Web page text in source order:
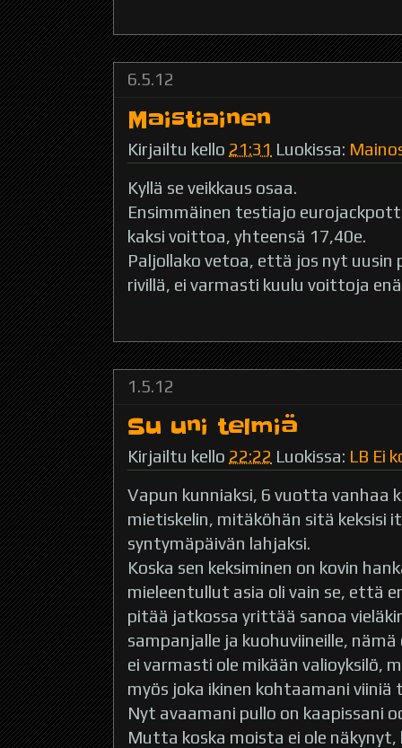
6.5.12
Maistiainen
Kirjailtu kello 21:31 Luokissa:
Kyllä se veikkaus osaa.
Ensimmäinen testiajo
kaksi voittoa, yhteensä 17,40e.
Paljollako vetoa, että jos nyt uusin
rivillä, ei varmasti kuulu voittoja
1.5.12
Su uni telmiä
Kirjailtu kello 22:22 Luokissa: LB Ei
Vapun kunniaksi, 6 vuotta vanhaa
mietiskelin, mitäköhän sitä keksisi
syntymäpäivän lahjaksi.
Koska sen keksiminen on kovin
mieleentullut asia oli vain se, että
pitää jatkossa yrittää sanoa
sampanjalle ja kuohuviineille,
ei varmasti ole mikään valioyksilö,
myös joka ikinen kohtaamani
Nyt avaamani pullo on kaapissani
Mutta koska moista ei ole